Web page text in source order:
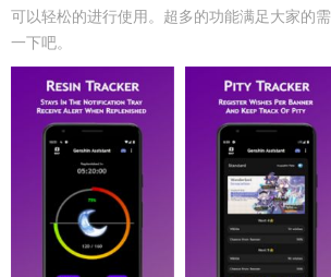
可以轻松的进行使用。超多的功能满足大家的
一下吧。